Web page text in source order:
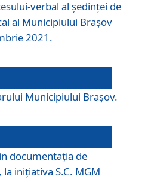
verbal al şedinţei de
al Municipiului Braşov
2021.
Municipiului Braşov.
documentaţia de
iniţiativa S.C. MGM